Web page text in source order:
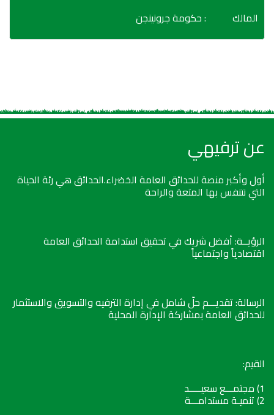
المالك : حكومة جرونينجن
عن ترفيهي
أول وأكبر منصة للحدائق العامة الخضراء.الحدائق هي رئة الحياة
التي نتنفس بها المتعة والراحة
الرؤيــة: أفضل شريك في تحقيق استدامة الحدائق العامة
اقتصادياً واجتماعياً
الرسالة: تقديـــم حلّ شامل في إدارة الترفيه والتسويق والاستثمار
للحدائق العامة بمشاركة الإدارة المحلية
القيم:
1) مجتمـــع سعيـــــد
2) تنميـة مستدامـــة